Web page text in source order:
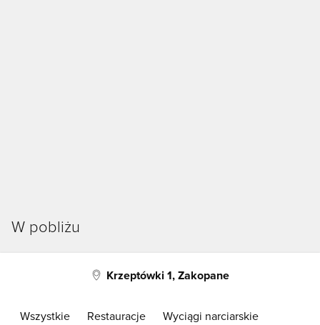
W pobliżu
Krzeptówki 1, Zakopane
Wszystkie Restauracje Wyciągi narciarskie